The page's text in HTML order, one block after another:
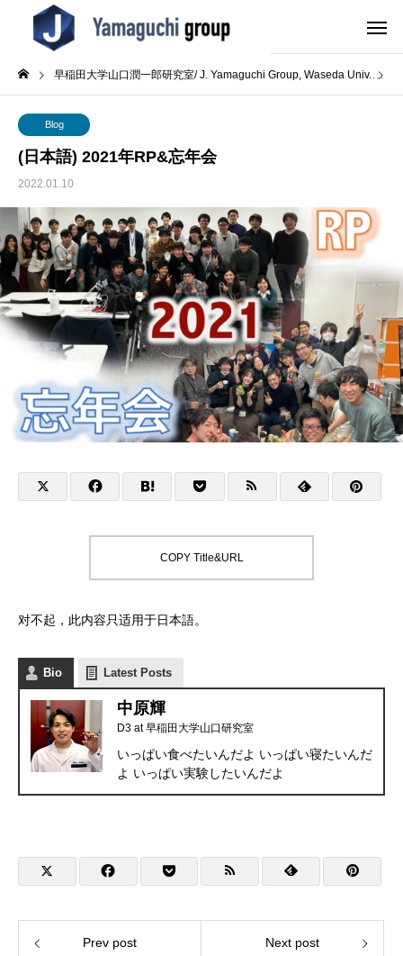
早稲田大学山口潤一郎研究室/ J. Yamaguchi Group, Waseda Univ.
Blog
(日本語) 2021年RP&忘年会
2022.01.10
COPY Title&URL
对不起，此内容只适用于日本語。
Bio Latest Posts
中原輝
D3 at早稲田大学山口研究室
いっぱい食べたいんだよ いっぱい寝たいんだ
よ いっぱい実験したいんだよ
Prev post Next post